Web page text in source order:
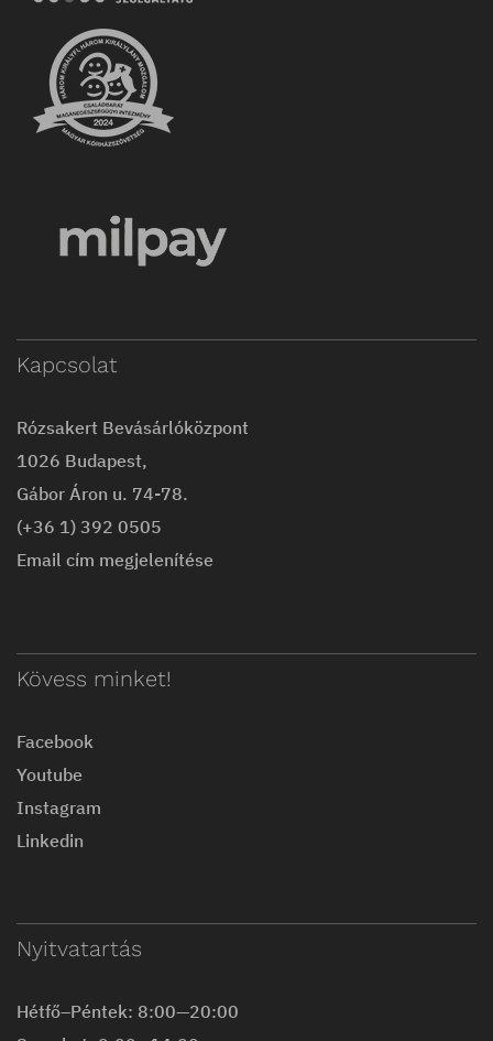
Kapcsolat
Rózsakert Bevásárlóközpont
1026 Budapest,
Gábor Áron u. 74-78.
(+36 1) 392 0505
Email cím megjelenítése
Kövess minket!
Facebook
Youtube
Instagram
Linkedin
Nyitvatartás
Hétfő–Péntek: 8:00—20:00